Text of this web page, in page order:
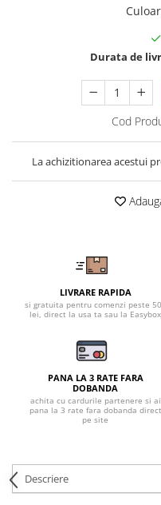
impermeabile
Costume de ploaie
Jachete / Bluze salopeta
Pantaloni impermeabili
Pelerine de ploaie
Veste de lucru
Industria alimentara
Pantaloni de lucru
Sorturi impermeabile
Pantaloni de lucru in talie
Pentru sudura
Jachete pentru sudura
Pantaloni de protectie
Pentru copii
Pantaloni de lucru cu pieptar
Pentru femei
Bluze pentru femei
Durata de
Cod
La achizitionarea acestui
LIVRARE RAPIDA
si gratuita pentru comenzi peste
lei, direct la usa ta sau la Easybox
PANA LA 3 RATE FARA
DOBANDA
achita cu cardurile partenere si ai
pana la 3 rate fara dobanda direct
pe site
Descriere